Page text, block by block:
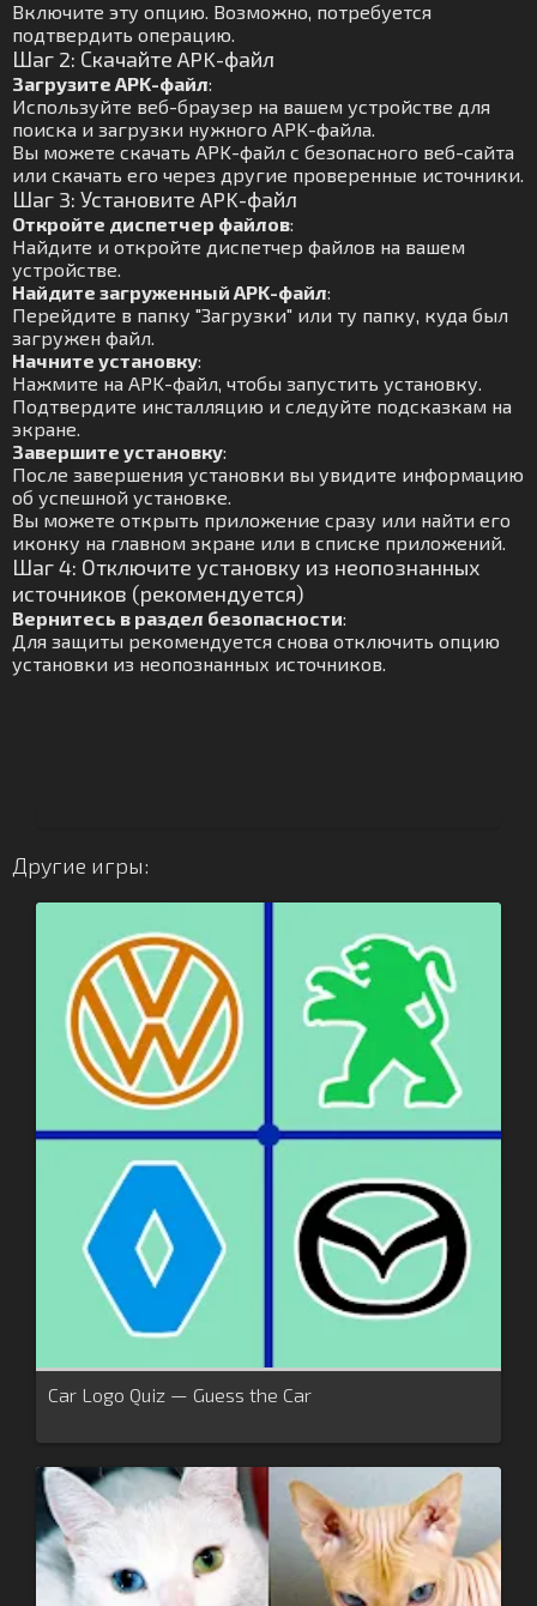
Включите эту опцию. Возможно, потребуется
подтвердить операцию.
Шаг 2: Скачайте APK-файл
Загрузите APK-файл:
Используйте веб-браузер на вашем устройстве для
поиска и загрузки нужного APK-файла.
Вы можете скачать APK-файл с безопасного веб-сайта
или скачать его через другие проверенные источники.
Шаг 3: Установите APK-файл
Откройте диспетчер файлов:
Найдите и откройте диспетчер файлов на вашем
устройстве.
Найдите загруженный APK-файл:
Перейдите в папку "Загрузки" или ту папку, куда был
загружен файл.
Начните установку:
Нажмите на APK-файл, чтобы запустить установку.
Подтвердите инсталляцию и следуйте подсказкам на
экране.
Завершите установку:
После завершения установки вы увидите информацию
об успешной установке.
Вы можете открыть приложение сразу или найти его
иконку на главном экране или в списке приложений.
Шаг 4: Отключите установку из неопознанных
источников (рекомендуется)
Вернитесь в раздел безопасности:
Для защиты рекомендуется снова отключить опцию
установки из неопознанных источников.
Другие игры:
Car Logo Quiz — Guess the Car